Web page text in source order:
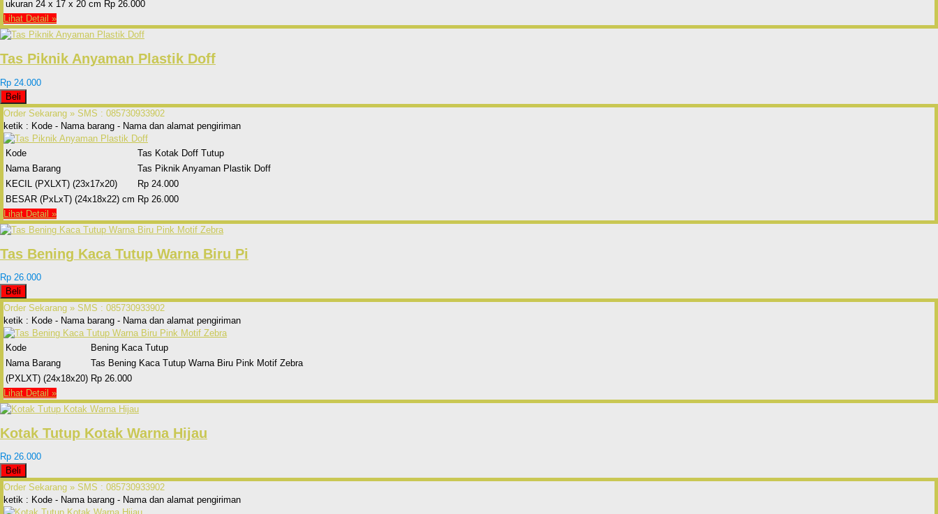
ukuran 24 x 17 x 20 cm Rp 26.000
Lihat Detail »
Tas Piknik Anyaman Plastik Doff
Rp 24.000
Beli
Order Sekarang » SMS : 085730933902
ketik : Kode - Nama barang - Nama dan alamat pengiriman
Kode
Tas Kotak Doff Tutup
Nama Barang
Tas Piknik Anyaman Plastik Doff
KECIL (PXLXT) (23x17x20)
Rp 24.000
BESAR (PxLxT) (24x18x22) cm Rp 26.000
Lihat Detail »
Tas Bening Kaca Tutup Warna Biru Pi
Rp 26.000
Beli
Order Sekarang » SMS : 085730933902
ketik : Kode - Nama barang - Nama dan alamat pengiriman
Kode
Bening Kaca Tutup
Nama Barang
Tas Bening Kaca Tutup Warna Biru Pink Motif Zebra
(PXLXT) (24x18x20) Rp 26.000
Lihat Detail »
Kotak Tutup Kotak Warna Hijau
Rp 26.000
Beli
Order Sekarang » SMS : 085730933902
ketik : Kode - Nama barang - Nama dan alamat pengiriman